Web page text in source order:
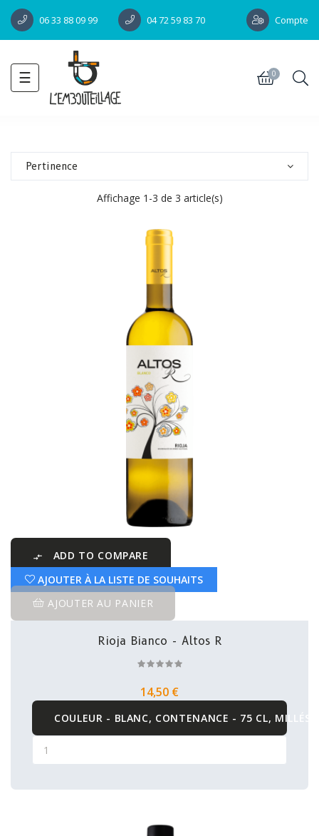
06 33 88 09 99 04 72 59 83 70 Compte
Toggle
navigation
☰ 0
Pertinence
Affichage 1-3 de 3 article(s)

ADD TO COMPARE
AJOUTER À LA LISTE DE SOUHAITS
AJOUTER AU PANIER
Rioja Bianco - Altos R
14,50 €
COULEUR - BLANC, CONTENANCE - 75 CL,